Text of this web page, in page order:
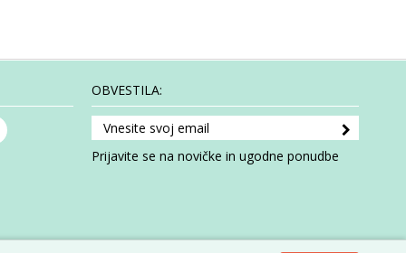
OBVESTILA:
Prijavite se na novičke in ugodne ponudbe